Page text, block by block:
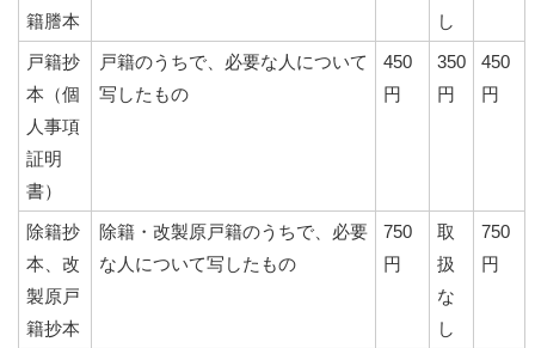
籍謄本
し
戸籍抄
本（個
人事項
証明
書）
戸籍のうちで、必要な人について
写したもの
450
円
350
円
450
円
除籍抄
本、改
製原戸
籍抄本
除籍・改製原戸籍のうちで、必要
な人について写したもの
750
円
取
扱
な
し
750
円